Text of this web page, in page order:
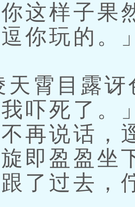
你这样子
你玩的。
霄目露讶
吓死了。
再说话，
即盈盈坐
了过去，